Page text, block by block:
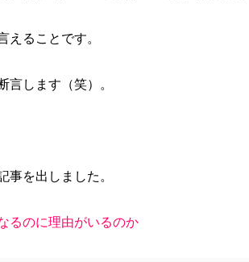
えることです。
言します（笑）。
事を出しました。
るのに理由がいるのか